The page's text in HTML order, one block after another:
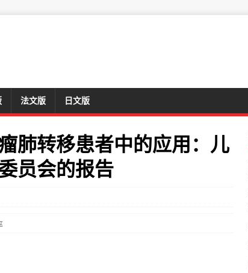
法文版 日文版
肺转移患者中的应用：儿
员会的报告